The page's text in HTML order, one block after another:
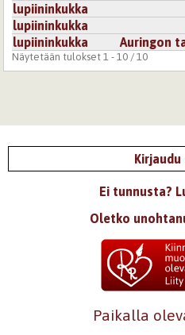
lupiininkukka
lupiininkukka
lupiininkukka
Auringon
Näytetään tulokset 1 - 10 / 10
Kirjaudu
Ei tunnusta?
Oletko
Paikalla